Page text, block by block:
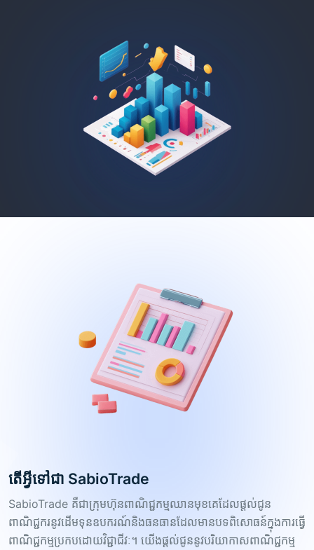
តើអ្វីទៅជា SabioTrade
SabioTrade គឺជាក្រុមហ៊ុនពាណិជ្ជកម្មឈានមុខគេដែលផ្តល់ជូន
ពាណិជ្ជករនូវដើមទុនឧបករណ៍និងធនធានដែលមានបទពិសោធន៍ក្នុងការធ្វើ
ពាណិជ្ជកម្មប្រកបដោយវិជ្ជាជីវៈ។ យើងផ្តល់ជូននូវបរិយាកាសពាណិជ្ជកម្ម